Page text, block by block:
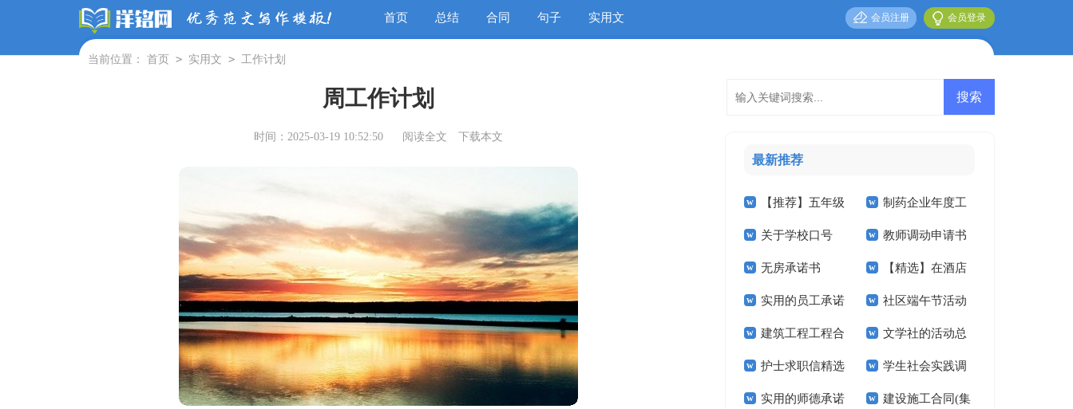
首页 总结 合同 句子 实用文 会员登录
会员注册
当前位置： 首页 > 实用文 > 工作计划
周工作计划
时间：2025-03-19 10:52:50 阅读全文 下载本文
最新推荐
【推荐】五年级
作文300字5篇
制药企业年度工
作总结
关于学校口号 教师调动申请书
11篇
无房承诺书 【精选】在酒店
的实习报告范文集合
四篇
实用的员工承诺
书范文汇总六篇
社区端午节活动
总结15篇
建筑工程工程合
同(15篇)
文学社的活动总
结
护士求职信精选
15篇
学生社会实践调
查报告
实用的师德承诺 建设施工合同(集